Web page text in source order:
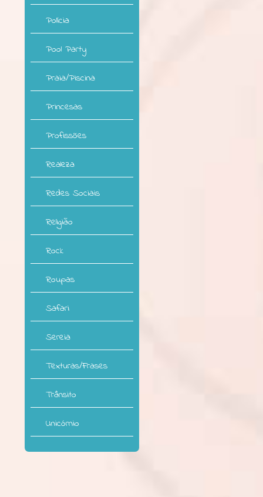
Polícia
Pool Party
Praia/Piscina
Princesas
Profissões
Realeza
Redes Sociais
Religião
Rock
Roupas
Safari
Sereia
Texturas/Frases
Trânsito
Unicórnio